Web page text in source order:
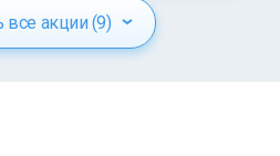
все акции (9)